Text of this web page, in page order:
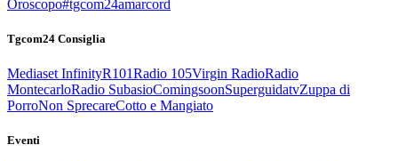
Oroscopo#tgcom24amarcord
Tgcom24 Consiglia
Mediaset InfinityR101Radio 105Virgin RadioRadio
MontecarloRadio SubasioComingsoonSuperguidatvZuppa di
PorroNon SprecareCotto e Mangiato
Eventi